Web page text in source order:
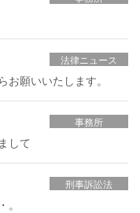
法律ニュース
お願いいたします。
事務所
して
刑事訴訟法